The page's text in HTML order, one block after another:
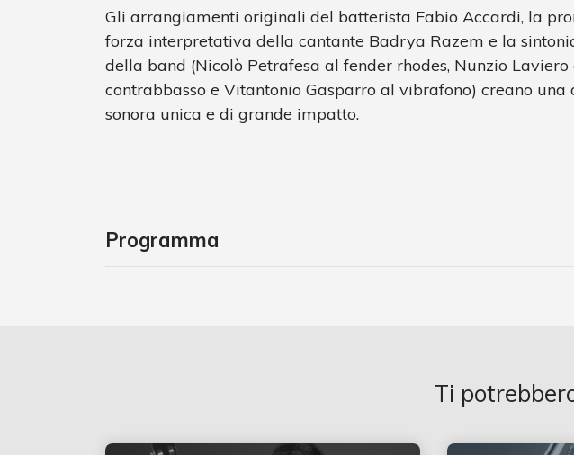
Gli arrangiamenti originali del batterista Fabio Accardi, la
forza interpretativa della cantante Badrya Razem e la
della band (Nicolò Petrafesa al fender rhodes, Nunzio Laviero
contrabbasso e Vitantonio Gasparro al vibrafono) creano una
sonora unica e di grande impatto.
Programma
Ti